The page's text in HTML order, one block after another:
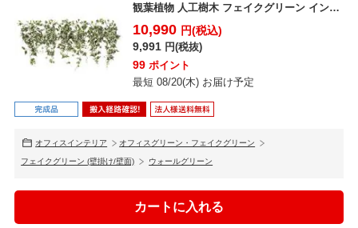
観葉植物 人工樹木 フェイクグリーン インテ
リアグリーン ...
10,990 円(税込)
9,991 円(税抜)
99 ポイント
最短 08/20(木) お届け予定
オフィスインテリア オフィスグリーン・フェイクグリーン
フェイクグリーン (壁掛け/壁面) ウォールグリーン